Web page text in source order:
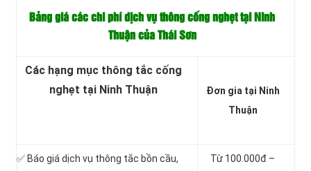
Bảng giá các chi phí dịch vụ thông cống nghẹt tại Ninh
Thuận của Thái Sơn
Các hạng mục thông tắc cống
nghẹt tại Ninh Thuận
Đơn gia tại Ninh
Thuận
✅ Báo giá dịch vụ thông tắc bồn cầu,
Từ 100.000đ –